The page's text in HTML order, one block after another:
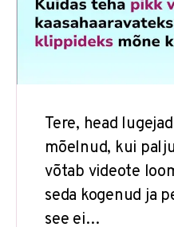
Tere, head
mõelnud, kui
võtab videote
seda kogenud ja
see ei…